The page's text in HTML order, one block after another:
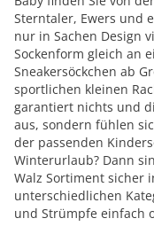
Sterntaler, Ewers und
nur in Sachen Design
Sockenform gleich an
Sneakersöckchen ab
sportlichen kleinen
garantiert nichts und
aus, sondern fühlen
der passenden
Winterurlaub? Dann
Walz Sortiment sicher
unterschiedlichen
und Strümpfe einfach